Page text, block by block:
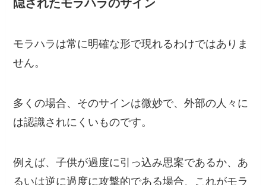
隠されたモラハラのサイン
モラハラは常に明確な形で現れるわけではありま
せん。
多くの場合、そのサインは微妙で、外部の人々に
は認識されにくいものです。
例えば、子供が過度に引っ込み思案であるか、あ
るいは逆に過度に攻撃的である場合、これがモラ